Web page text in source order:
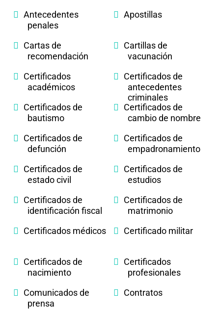
Antecedentes
penales
Apostillas
Cartas de
recomendación
Cartillas de
vacunación
Certificados
académicos
Certificados de
antecedentes
criminales
Certificados de
bautismo
Certificados de
cambio de nombre
Certificados de
defunción
Certificados de
empadronamiento
Certificados de
estado civil
Certificados de
estudios
Certificados de
identificación fiscal
Certificados de
matrimonio
Certificados médicos
Certificado militar
Certificados de
nacimiento
Certificados
profesionales
Comunicados de
prensa
Contratos